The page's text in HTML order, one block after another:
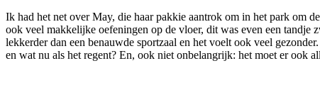
Ik had het net over May, die haar pakkie aantrok om in het park om
ook veel makkelijke oefeningen op de vloer, dit was even een
lekkerder dan een benauwde sportzaal en het voelt ook veel
en wat nu als het regent? En, ook niet onbelangrijk: het moet er ook